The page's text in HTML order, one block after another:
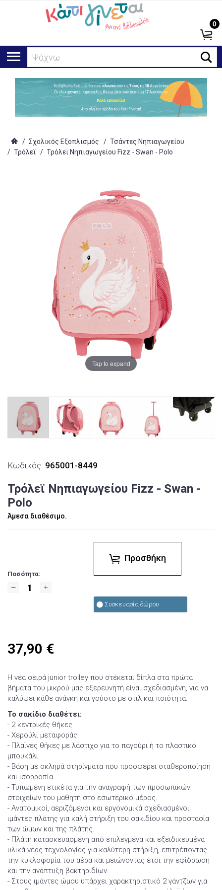
Ψάχνω για..
0
/ Σχολικός Εξοπλισμός / Τσάντες Νηπιαγωγείου
/ Τρόλεϊ / Τρόλεϊ Νηπιαγωγείου Fizz - Swan - Polo
Tap to expand
Κωδικός: 965001-8449
Τρόλεϊ Νηπιαγωγείου Fizz - Swan -
Polo
Άμεσα διαθέσιμο.
Ποσότητα:
Προσθήκη
Συσκευασία δώρου
37,90 €
Η νέα σειρά junior trolley που στέκεται δίπλα στα πρώτα
βήματα του μικρού μας εξερευνητή είναι σχεδιασμένη, για να
καλύψει κάθε ανάγκη και γούστο με στιλ και ποιότητα.
Το σακίδιο διαθέτει:
- 2 κεντρικές θήκες.
- Χερούλι μεταφοράς.
- Πλαϊνές θήκες με λάστιχο για το παγούρι ή το πλαστικό
μπουκάλι.
- Βάση με σκληρά στηρίγματα που προσφέρει σταθεροποίηση
και ισορροπία.
- Τυπωμένη ετικέτα για την αναγραφή των προσωπικών
στοιχείων του μαθητή στο εσωτερικό μέρος.
- Ανατομικοί, αεριζόμενοι και εργονομικά σχεδιασμένοι
ιμάντες πλάτης για καλή στήριξη του σακιδίου και προστασία
των ώμων και της πλάτης.
- Πλάτη κατασκευασμένη από επιλεγμένα και εξειδικευμένα
υλικά νέας τεχνολογίας για καλύτερη στήριξη, επιτρέποντας
την κυκλοφορία του αέρα και μειώνοντας έτσι την εφίδρωση
και την ανάπτυξη βακτηριδίων.
- Στους ιμάντες ώμου υπάρχει χαρακτηριστικό 2 γάντζων για